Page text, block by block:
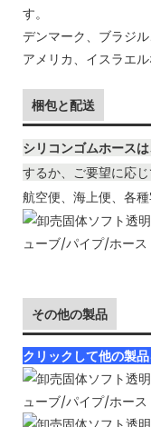
す。
デンマーク、ブラジ
アメリカ、イスラエル
梱包と配送
シリコンゴムホースは
するか、ご要望に応じ
航空便、海上便、各
その他の製品
クリックして他の製